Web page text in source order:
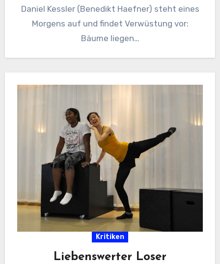
Daniel Kessler (Benedikt Haefner) steht eines
Morgens auf und findet Verwüstung vor:
Bäume liegen…
Kritiken
Liebenswerter Loser